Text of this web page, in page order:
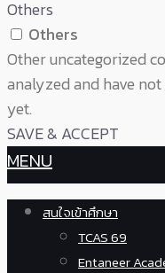
Others
Others
Other uncategorized
analyzed and have
yet.
SAVE & ACCEPT
MENU
สนใจเข้าศึกษา
TCAS 69
Entaneer